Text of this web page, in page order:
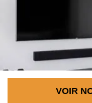
VOIR